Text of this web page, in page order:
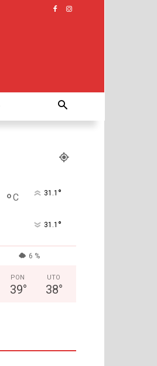
°C 31.1 °
31.1 °
6 %
PON
39°
UTO
38°